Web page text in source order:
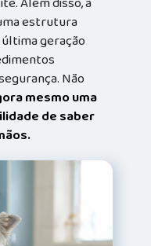
estrutura
geração
Não
mesmo uma
de saber